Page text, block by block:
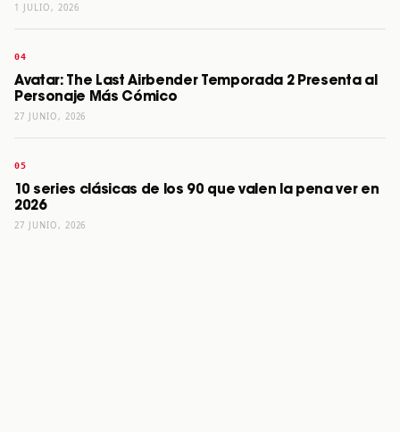
1 JULIO, 2026
Avatar: The Last Airbender Temporada 2 Presenta al
Personaje Más Cómico
27 JUNIO, 2026
10 series clásicas de los 90 que valen la pena ver en
2026
27 JUNIO, 2026